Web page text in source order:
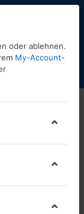
oder ablehnen.
My-Account-